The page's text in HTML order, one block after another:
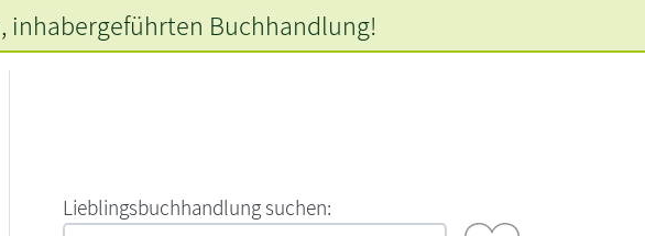
L‍i‍e‍b‍l‍i‍n‍g‍s‍b‍u‍c‍h‍h‍a‍n‍d‍l‍u‍n‍g‍ ‍s‍u‍c‍h‍e‍n‍:‍
, inhabergeführten Buchhandlung!